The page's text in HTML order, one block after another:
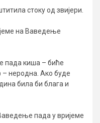
стоку од звијери.
на Ваведење
пада киша – биће
– неродна. Ако буде
била би блага и
пада у вријеме